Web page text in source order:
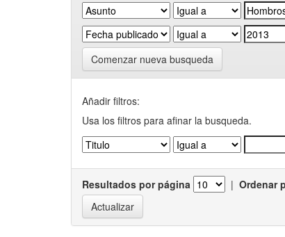
Comenzar nueva busqueda
Añadir filtros:
Usa los filtros para afinar la busqueda.
Resultados por página | Ordenar